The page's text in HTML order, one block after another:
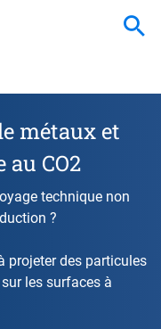
métaux et
CO2
technique non
?
projeter des particules
les surfaces à